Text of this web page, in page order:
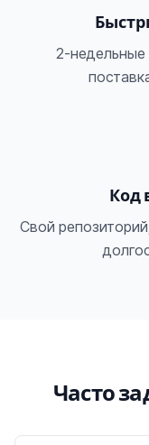
2-недельные
Код
Свой
Часто